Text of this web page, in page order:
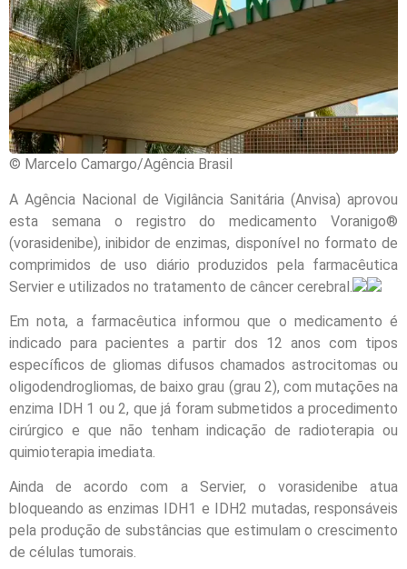
© Marcelo Camargo/Agência Brasil
A Agência Nacional de Vigilância Sanitária (Anvisa) aprovou
esta semana o registro do medicamento Voranigo®
(vorasidenibe), inibidor de enzimas, disponível no formato de
comprimidos de uso diário produzidos pela farmacêutica
Servier e utilizados no tratamento de câncer cerebral.
Em nota, a farmacêutica informou que o medicamento é
indicado para pacientes a partir dos 12 anos com tipos
específicos de gliomas difusos chamados astrocitomas ou
oligodendrogliomas, de baixo grau (grau 2), com mutações na
enzima IDH 1 ou 2, que já foram submetidos a procedimento
cirúrgico e que não tenham indicação de radioterapia ou
quimioterapia imediata.
Ainda de acordo com a Servier, o vorasidenibe atua
bloqueando as enzimas IDH1 e IDH2 mutadas, responsáveis
pela produção de substâncias que estimulam o crescimento
de células tumorais.